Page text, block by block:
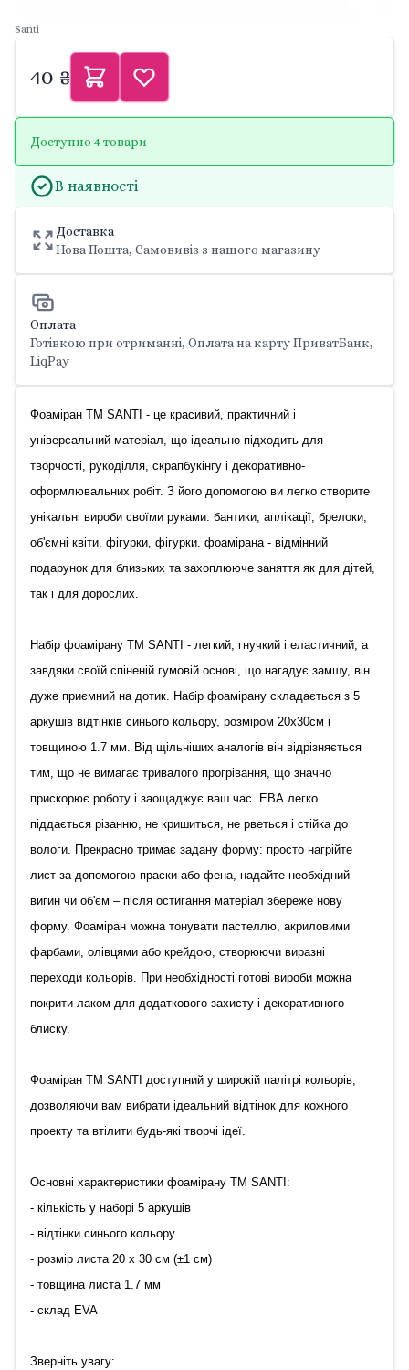
Santi
40 ₴
Доступно 4 товари
В наявності
Доставка
Нова Пошта, Самовивіз з нашого магазину
Оплата
Готівкою при отриманні, Оплата на карту ПриватБанк,
LiqPay
Фоаміран ТМ SANTI - це красивий, практичний і
універсальний матеріал, що ідеально підходить для
творчості, рукоділля, скрапбукінгу і декоративно-
оформлювальних робіт. З його допомогою ви легко створите
унікальні вироби своїми руками: бантики, аплікації, брелоки,
об'ємні квіти, фігурки, фігурки. фоамірана - відмінний
подарунок для близьких та захоплююче заняття як для дітей,
так і для дорослих.
Набір фоамірану ТМ SANTI - легкий, гнучкий і еластичний, а
завдяки своїй спіненій гумовій основі, що нагадує замшу, він
дуже приємний на дотик. Набір фоамірану складається з 5
аркушів відтінків синього кольору, розміром 20х30см і
товщиною 1.7 мм. Від щільніших аналогів він відрізняється
тим, що не вимагає тривалого прогрівання, що значно
прискорює роботу і заощаджує ваш час. ЕВА легко
піддається різанню, не кришиться, не рветься і стійка до
вологи. Прекрасно тримає задану форму: просто нагрійте
лист за допомогою праски або фена, надайте необхідний
вигин чи об'єм – після остигання матеріал збереже нову
форму. Фоаміран можна тонувати пастеллю, акриловими
фарбами, олівцями або крейдою, створюючи виразні
переходи кольорів. При необхідності готові вироби можна
покрити лаком для додаткового захисту і декоративного
блиску.
Фоаміран TM SANTI доступний у широкій палітрі кольорів,
дозволяючи вам вибрати ідеальний відтінок для кожного
проекту та втілити будь-які творчі ідеї.
Основні характеристики фоамірану ТМ SANTI:
- кількість у наборі 5 аркушів
- відтінки синього кольору
- розмір листа 20 х 30 см (±1 см)
- товщина листа 1.7 мм
- склад EVA
Зверніть увагу: